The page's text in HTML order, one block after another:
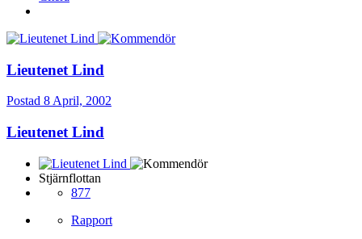
Lieutenet Lind
Postad 8 April, 2002
Lieutenet Lind
Stjärnflottan
877
Rapport